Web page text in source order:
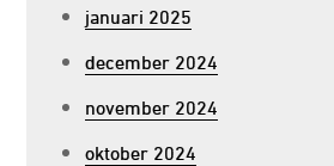
januari 2025
december 2024
november 2024
oktober 2024